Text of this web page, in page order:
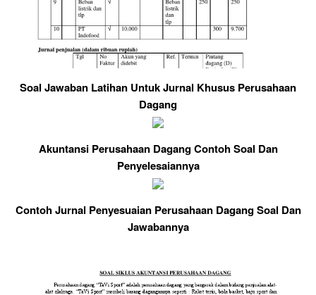
Soal Jawaban Latihan Untuk Jurnal Khusus Perusahaan
Dagang
Akuntansi Perusahaan Dagang Contoh Soal Dan
Penyelesaiannya
Contoh Jurnal Penyesuaian Perusahaan Dagang Soal Dan
Jawabannya